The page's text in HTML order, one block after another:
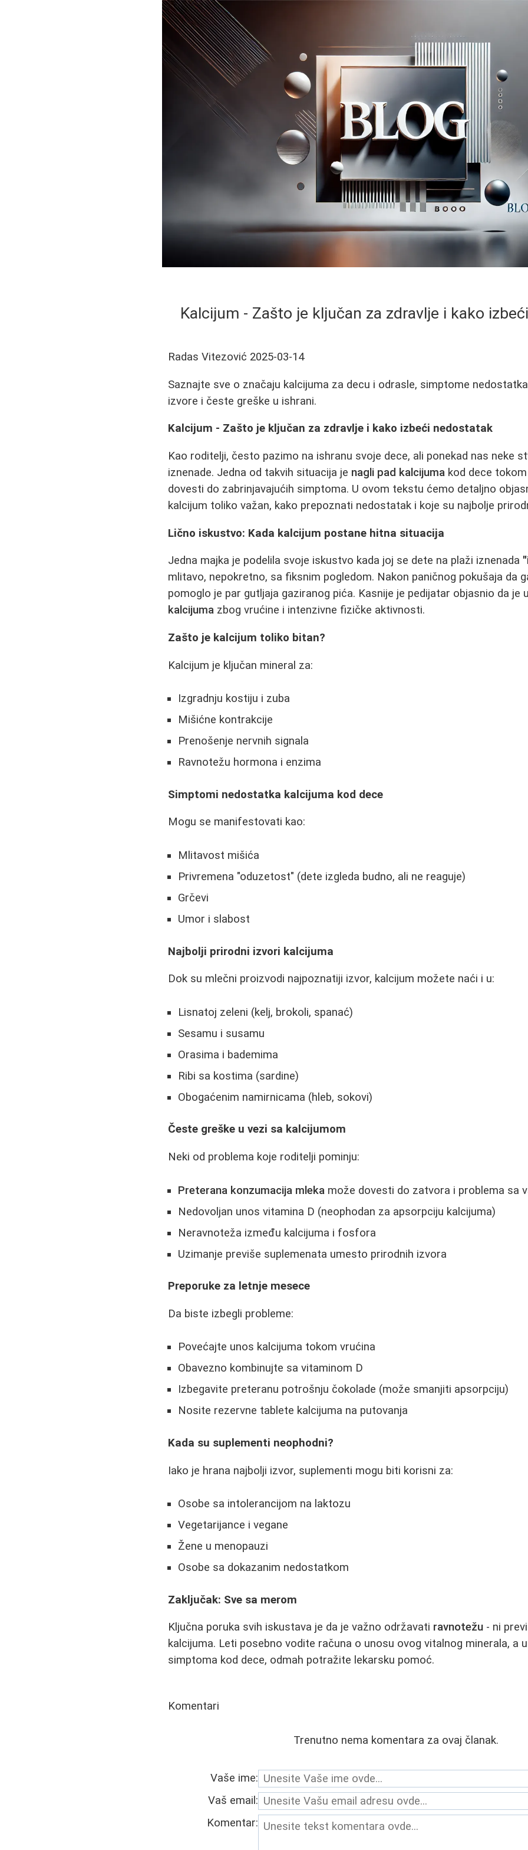
Kalcijum - Zašto je ključan za zdravlje i kako
Radas Vitezović 2025-03-14
Saznajte sve o značaju kalcijuma za decu i odrasle, simptome
izvore i česte greške u ishrani.
Kalcijum - Zašto je ključan za zdravlje i kako izbeći nedostatak
Kao roditelji, često pazimo na ishranu svoje dece, ali ponekad nas neke
iznenade. Jedna od takvih situacija je nagli pad kalcijuma kod dece
dovesti do zabrinjavajućih simptoma. U ovom tekstu ćemo detaljno
kalcijum toliko važan, kako prepoznati nedostatak i koje su najbolje
Lično iskustvo: Kada kalcijum postane hitna situacija
Jedna majka je podelila svoje iskustvo kada joj se dete na plaži iznenada
mlitavo, nepokretno, sa fiksnim pogledom. Nakon paničnog pokušaja da
pomoglo je par gutljaja gaziranog pića. Kasnije je pedijatar objasnio da je
kalcijuma zbog vrućine i intenzivne fizičke aktivnosti.
Zašto je kalcijum toliko bitan?
Kalcijum je ključan mineral za:
Izgradnju kostiju i zuba
Mišićne kontrakcije
Prenošenje nervnih signala
Ravnotežu hormona i enzima
Simptomi nedostatka kalcijuma kod dece
Mogu se manifestovati kao:
Mlitavost mišića
Privremena "oduzetost" (dete izgleda budno, ali ne reaguje)
Grčevi
Umor i slabost
Najbolji prirodni izvori kalcijuma
Dok su mlečni proizvodi najpoznatiji izvor, kalcijum možete naći i u:
Lisnatoj zeleni (kelj, brokoli, spanać)
Sesamu i susamu
Orasima i bademima
Ribi sa kostima (sardine)
Obogaćenim namirnicama (hleb, sokovi)
Česte greške u vezi sa kalcijumom
Neki od problema koje roditelji pominju:
Preterana konzumacija mleka može dovesti do zatvora i problema sa
Nedovoljan unos vitamina D (neophodan za apsorpciju kalcijuma)
Neravnoteža između kalcijuma i fosfora
Uzimanje previše suplemenata umesto prirodnih izvora
Preporuke za letnje mesece
Da biste izbegli probleme:
Povećajte unos kalcijuma tokom vrućina
Obavezno kombinujte sa vitaminom D
Izbegavite preteranu potrošnju čokolade (može smanjiti apsorpciju)
Nosite rezervne tablete kalcijuma na putovanja
Kada su suplementi neophodni?
Iako je hrana najbolji izvor, suplementi mogu biti korisni za:
Osobe sa intolerancijom na laktozu
Vegetarijance i vegane
Žene u menopauzi
Osobe sa dokazanim nedostatkom
Zaključak: Sve sa merom
Ključna poruka svih iskustava je da je važno održavati ravnotežu - ni
kalcijuma. Leti posebno vodite računa o unosu ovog vitalnog minerala, a
simptoma kod dece, odmah potražite lekarsku pomoć.
Komentari
Trenutno nema komentara za ovaj članak.
Vaše ime:
Vaš email:
Komentar: